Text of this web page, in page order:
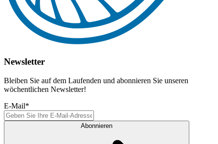
Newsletter
Bleiben Sie auf dem Laufenden und abonnieren Sie unseren
wöchentlichen Newsletter!
E-Mail*
Abonnieren